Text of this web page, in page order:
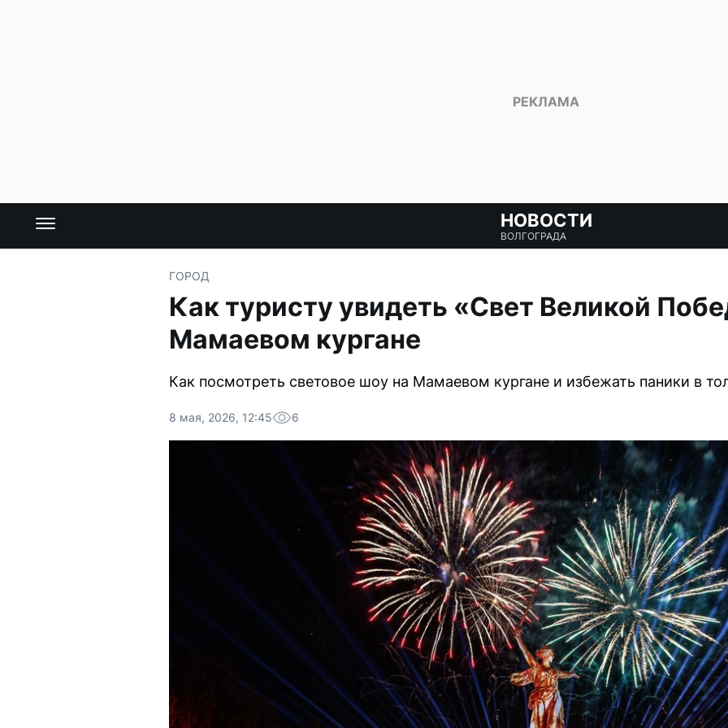
НОВОСТИ
ВОЛГОГРАДА
ГОРОД
Как туристу увидеть «Свет Великой
Мамаевом кургане
Как посмотреть световое шоу на Мамаевом кургане и избежать паники в
8 мая, 2026, 12:45 6